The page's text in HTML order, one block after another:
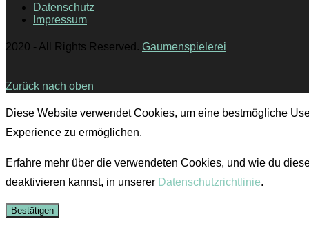
Datenschutz
Impressum
2020 - All Rights Reserved. Gaumenspielerei
Zurück nach oben
Diese Website verwendet Cookies, um eine bestmögliche
Experience zu ermöglichen.
Erfahre mehr über die verwendeten Cookies, und wie du
deaktivieren kannst, in unserer Datenschutzrichtlinie.
Bestätigen